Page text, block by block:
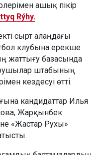
ашық пікір
Rýhy.
сырт алаңдағы
клубына ерекше
жаттығу базасында
штабының
кездесуі өтті.
кандидаттар Илья
Жарқынбек
«Жастар Рухы»